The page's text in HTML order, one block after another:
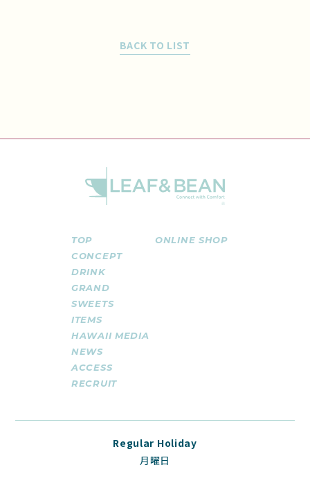
BACK TO LIST
TOP
CONCEPT
DRINK
GRAND
SWEETS
ITEMS
HAWAII MEDIA
NEWS
ACCESS
RECRUIT
ONLINE SHOP
Regular Holiday
月曜日